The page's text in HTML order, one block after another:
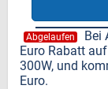
Abgelaufen
Bei
Euro Rabatt
300W, und
Euro.